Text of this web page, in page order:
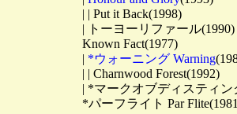
| | Put it Back(1998)
| トーヨーリファール(1990)
Known Fact(1977)
| *ウォーニング Warning
| | Charnwood Forest(1992)
| *マークオブディスティンクシ